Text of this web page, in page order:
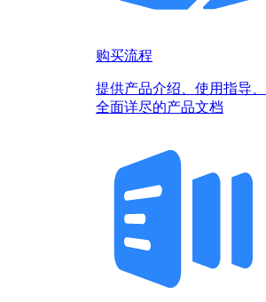
购买流程
提供产品介绍、使用指导
全面详尽的产品文档